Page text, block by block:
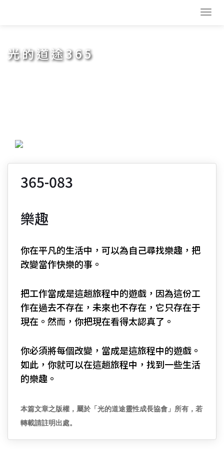
光的道途365
365-083
樂趣
你在平凡的生活中，可以為自己尋找樂趣，把
改變當作快樂的事。
把工作當成是這趟旅程中的遊戲，因為這份工
作在過去不存在，未來也不存在，它只存在于
現在。然而，你把現在看得太認真了。
你必須將每個改變，當成是這旅程中的遊戲。
如此，你就可以在這趟旅程中，找到一些生活
的樂趣。
本篇文章之版權，屬於「光的道途靈性成長協會」所有，若
轉載請註明出處。